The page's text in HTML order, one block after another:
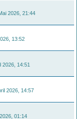
2026, 21:44
13:52
2026, 14:51
2026, 14:57
01:14